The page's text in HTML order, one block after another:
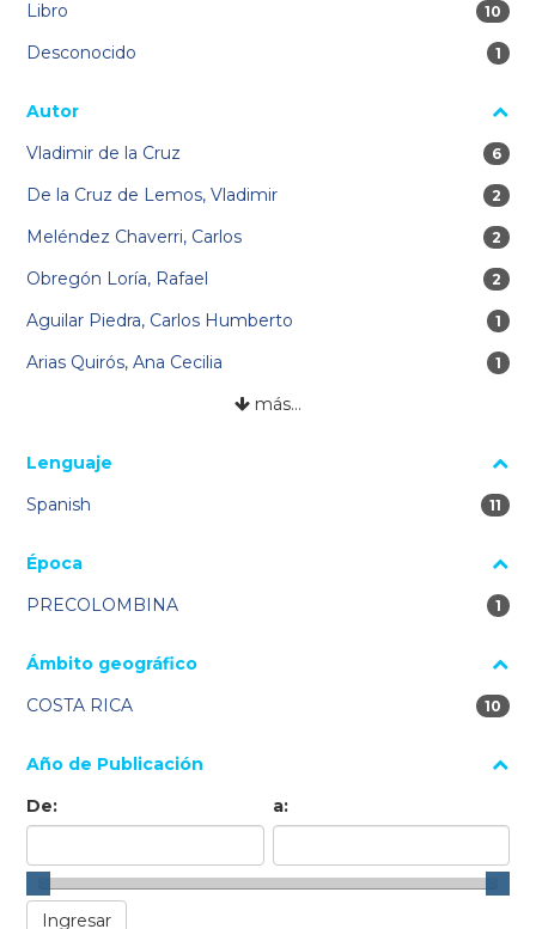
Libro 10
10
Desconocido 1
1
Autor
Vladimir de la Cruz
6
6
De la Cruz de Lemos, Vladimir 2
2
Meléndez Chaverri, Carlos 2
2
Obregón Loría, Rafael 2
2
Aguilar Piedra, Carlos Humberto 1
1
Arias Quirós, Ana Cecilia 1
1
más…
Lenguaje
Spanish
11
11
Época
PRECOLOMBINA
1
1
Ámbito geográfico
COSTA RICA
10
10
Año de Publicación
De:
a: